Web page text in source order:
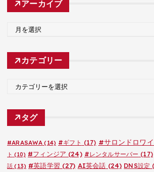
アーカイブ
カ
カテゴリー
ゴ
タグ
#ARASAWA (14) #ギフト (17) #サロンドロワ
ト (10) #フィンジア (24) #レンタルサーバー (17)
話 (13) #英語学習 (27) AI英会話 (24) DNS設定